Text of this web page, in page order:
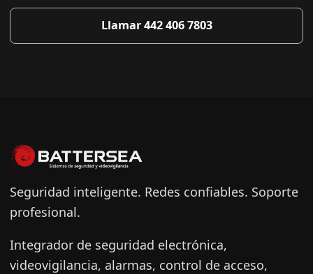
Llamar 442 406 7803
Seguridad inteligente. Redes confiables. Soporte
profesional.
Integrador de seguridad electrónica,
videovigilancia, alarmas, control de acceso,